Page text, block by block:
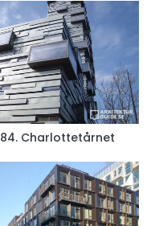
84. Charlottetårnet